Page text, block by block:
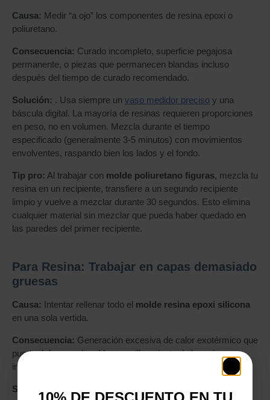
Causa: Medir “a ojo” los componentes de resina epoxi o
poliuretano.
Consecuencia: Curado incompleto, superficie pegajosa
permanente, o piezas que permanecen blandas incluso
después del tiempo de curado recomendado.
Solución: . Usa siempre un vaso medidor preciso y una
báscula digital. La mayoría de resinas requieren proporciones
en peso, no en volumen. Mezcla durante el tiempo
especificado (generalmente 3-5 minutos) con movimientos
envolventes, raspando bien los lados y el fondo.
Tip pro: Al trabajar con molde poliuretano figuras, mezcla tu
resina en un recipiente, transfiere a un segundo recipiente
limpio y vuelve a mezclar durante 30 segundos. Esto elimina
cualquier material sin mezclar que pueda haber quedado en
las paredes del primer recipiente.
Para Resina: Trabajar en capas demasiado
gruesas
Causa: Intentar rellenar todo el molde resina epoxi silicona
en una sola vertida.
Consecuencia: Generación excesiva de calor exotérmico que
puede deformar el molde, amarilleamiento de la resina, o
incluso agrietamiento de la pieza.
Solución: